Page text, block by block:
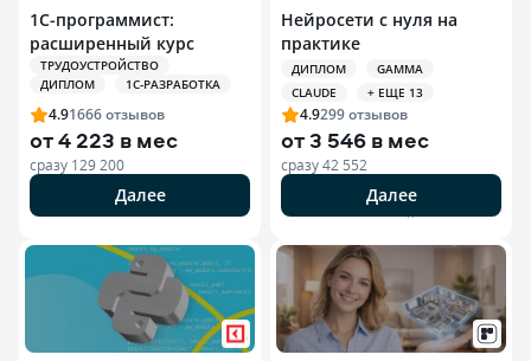
1С-программист:
расширенный курс
ТРУДОУСТРОЙСТВО
ДИПЛОМ
1С-РАЗРАБОТКА
4.91666отзывов
от4 223 в мес
сразу 129 200
Далее
Нейросети с нуля на
практике
ДИПЛОМ
GAMMA
CLAUDE
+ ЕЩЕ 13
4.9299отзывов
от3 546 в мес
сразу42 552
Далее